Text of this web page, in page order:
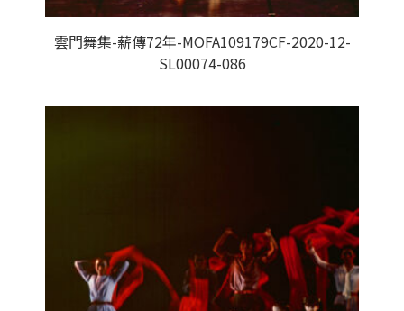
雲門舞集-薪傳72年-MOFA109179CF-2020-12-
SL00074-086